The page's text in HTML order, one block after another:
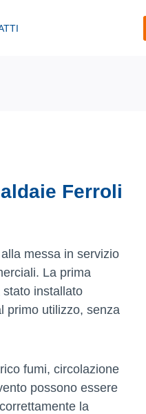
Ferroli
messa in servizio
La prima
installato
primo utilizzo, senza
fumi, circolazione
possono essere
la